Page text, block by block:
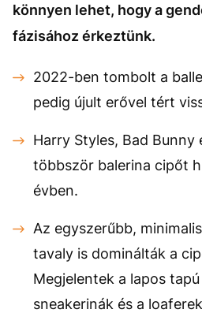
könnyen lehet, hogy a
fázisához érkeztünk.
2022-ben tombolt a
pedig újult erővel tért
Harry Styles, Bad Bunny
többször balerina cipőt
évben.
Az egyszerűbb,
tavaly is dominálták a
Megjelentek a lapos
sneakerinák és a